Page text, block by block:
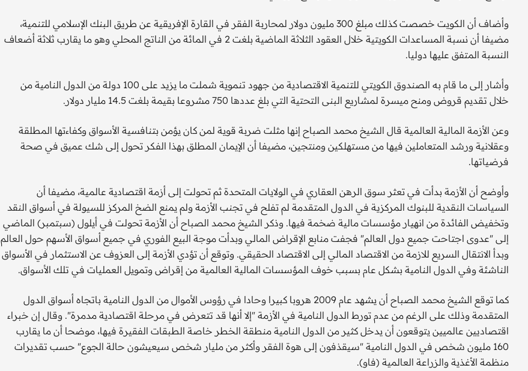
وأضاف أن الكويت خصصت كذلك مبلغ 300 مليون دولار لمحاربة الفقر في القارة الإفريقية عن طريق البنك الإسلامي للتنمية،
مضيفا أن نسبة المساعدات الكويتية خلال العقود الثلاثة الماضية بلغت 2 في المائة من الناتج المحلي وهو ما يقارب ثلاثة أضعاف
النسبة المتفق عليها دوليا.
وأشار إلى ما قام به الصندوق الكويتي للتنمية الاقتصادية من جهود تنموية شملت ما يزيد على 100 دولة من الدول النامية من
خلال تقديم قروض ومنح ميسرة لمشاريع البنى التحتية التي بلغ عددها 750 مشروعا بقيمة بلغت 14.5 مليار دولار.
وعن الأزمة المالية العالمية قال الشيخ محمد الصباح إنها مثلت ضربة قوية لمن كان يؤمن بتنافسية الأسواق وكفاءتها المطلقة
وعقلانية ورشد المتعاملين فيها من مستهلكين ومنتجين، مضيفا أن الإيمان المطلق بهذا الفكر تحول إلى شك عميق في صحة
فرضياتها.
وأوضح أن الأزمة بدأت في تعثر سوق الرهن العقاري في الولايات المتحدة ثم تحولت إلى أزمة اقتصادية عالمية، مضيفا أن
السياسات النقدية للبنوك المركزية في الدول المتقدمة لم تفلح في تجنب الأزمة ولم يمنع الضخ المركز للسيولة في أسواق النقد
وتخفيض الفائدة من انهيار مؤسسات مالية ضخمة فيها. وذكر الشيخ محمد الصباح أن الأزمة تحولت في أيلول (سبتمبر) الماضي
إلى "عدوى اجتاحت جميع دول العالم" فجفت منابع الإقراض المالي وبدأت موجة البيع الفوري في جميع أسواق الأسهم حول العالم
وبدأ الانتقال السريع للازمة من الاقتصاد المالي إلى الاقتصاد الحقيقي. وتوقع أن تؤدي الأزمة إلى العزوف عن الاستثمار في الأسواق
الناشئة وفي الدول النامية بشكل عام بسبب خوف المؤسسات المالية العالمية من إقراض وتمويل العمليات في تلك الأسواق.
كما توقع الشيخ محمد الصباح أن يشهد عام 2009 هروبا كبيرا وحادا في رؤوس الأموال من الدول النامية باتجاه أسواق الدول
المتقدمة وذلك على الرغم من عدم تورط الدول النامية في الأزمة "إلا أنها قد تتعرض في مرحلة اقتصادية مدمرة". وقال إن خبراء
اقتصاديين عالميين يتوقعون أن يدخل كثير من الدول النامية منطقة الخطر خاصة الطبقات الفقيرة فيها، موضحا أن ما يقارب
160 مليون شخص في الدول النامية "سيقذفون إلى هوة الفقر وأكثر من مليار شخص سيعيشون حالة الجوع" حسب تقديرات
منظمة الأغذية والزراعة العالمية (فاو).